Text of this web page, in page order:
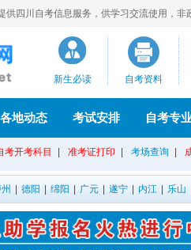
供四川自考信息服务，供学习交流使用，
新生必读 自考资料
各地动态 考试安排 自考专
考开考科目 准考证打印 考场查询
德阳 绵阳 广元 遂宁 内江 乐山